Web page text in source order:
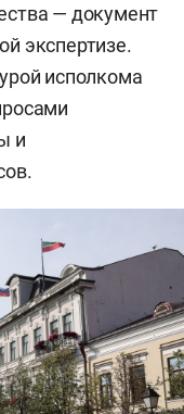
— документ
экспертизе.
исполкома
и